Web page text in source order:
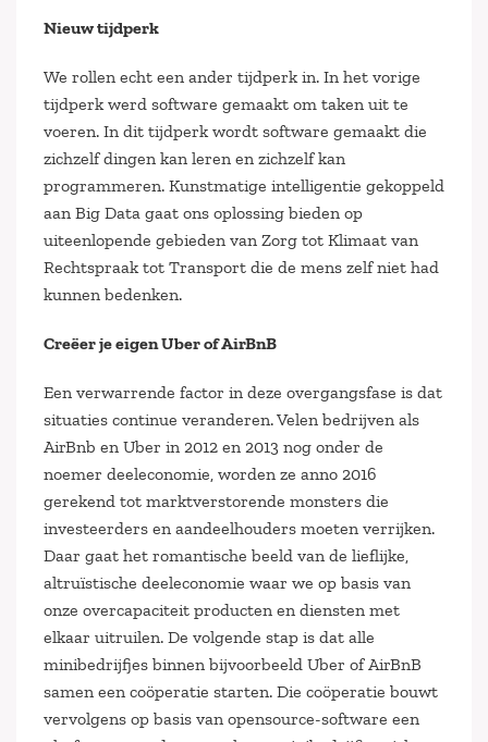
Nieuw tijdperk
We rollen echt een ander tijdperk in. In het vorige
tijdperk werd software gemaakt om taken uit te
voeren. In dit tijdperk wordt software gemaakt die
zichzelf dingen kan leren en zichzelf kan
programmeren. Kunstmatige intelligentie gekoppeld
aan Big Data gaat ons oplossing bieden op
uiteenlopende gebieden van Zorg tot Klimaat van
Rechtspraak tot Transport die de mens zelf niet had
kunnen bedenken.
Creëer je eigen Uber of AirBnB
Een verwarrende factor in deze overgangsfase is dat
situaties continue veranderen. Velen bedrijven als
AirBnb en Uber in 2012 en 2013 nog onder de
noemer deeleconomie, worden ze anno 2016
gerekend tot marktverstorende monsters die
investeerders en aandeelhouders moeten verrijken.
Daar gaat het romantische beeld van de lieflijke,
altruïstische deeleconomie waar we op basis van
onze overcapaciteit producten en diensten met
elkaar uitruilen. De volgende stap is dat alle
minibedrijfjes binnen bijvoorbeeld Uber of AirBnB
samen een coöperatie starten. Die coöperatie bouwt
vervolgens op basis van opensource-software een